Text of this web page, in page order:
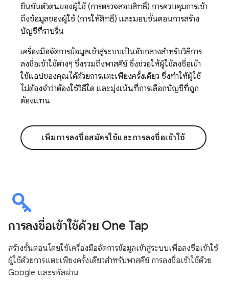
ยืนยันตัวตนของผู้ใช้ (การตรวจสอบสิทธิ์) การควบคุมการเข้า
ถึงข้อมูลของผู้ใช้ (การให้สิทธิ์) และมอบขั้นตอนการสร้าง
บัญชีที่ราบรื่น
เครื่องมือจัดการข้อมูลเข้าสู่ระบบเป็นฮับกลางสำหรับวิธีการ
ลงชื่อเข้าใช้ต่างๆ ซึ่งรวมถึงพาสคีย์ ซึ่งช่วยให้ผู้ใช้ลงชื่อเข้า
ใช้แอปของคุณได้ด้วยการแตะเพียงครั้งเดียว ซึ่งทำให้ผู้ใช้
ไม่ต้องจำว่าต้องใช้วิธีใด และมุ่งเน้นที่การเลือกบัญชีที่ถูก
ต้องแทน
เพิ่มการลงชื่อสมัครใช้และการลงชื่อเข้าใช้
การลงชื่อเข้าใช้ด้วย One Tap
สร้างขั้นตอนโดยใช้เครื่องมือจัดการข้อมูลเข้าสู่ระบบเพื่อลงชื่อเข้าใช้
ผู้ใช้ด้วยการแตะเพียงครั้งเดียวสำหรับพาสคีย์ การลงชื่อเข้าใช้ด้วย
Google และรหัสผ่าน